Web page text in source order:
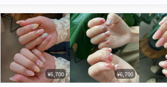
¥6,700 ¥6,700